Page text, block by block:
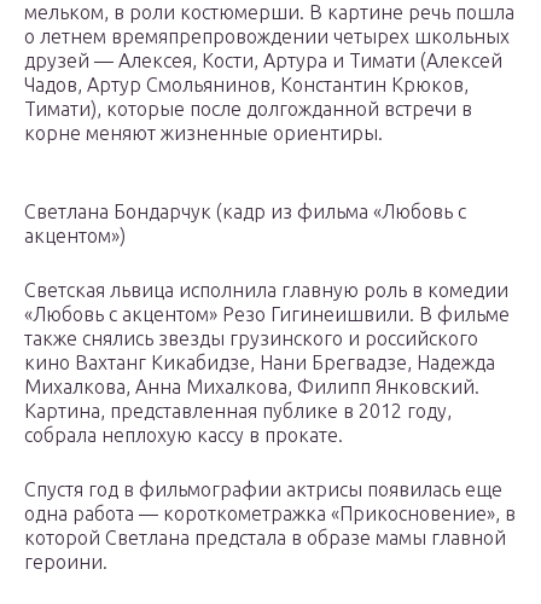
мельком, в роли костюмерши. В картине речь пошла
о летнем времяпрепровождении четырех школьных
друзей — Алексея, Кости, Артура и Тимати (Алексей
Чадов, Артур Смольянинов, Константин Крюков,
Тимати), которые после долгожданной встречи в
корне меняют жизненные ориентиры.
Светлана Бондарчук (кадр из фильма «Любовь с
акцентом»)
Светская львица исполнила главную роль в комедии
«Любовь с акцентом» Резо Гигинеишвили. В фильме
также снялись звезды грузинского и российского
кино Вахтанг Кикабидзе, Нани Брегвадзе, Надежда
Михалкова, Анна Михалкова, Филипп Янковский.
Картина, представленная публике в 2012 году,
собрала неплохую кассу в прокате.
Спустя год в фильмографии актрисы появилась еще
одна работа — короткометражка «Прикосновение», в
которой Светлана предстала в образе мамы главной
героини.